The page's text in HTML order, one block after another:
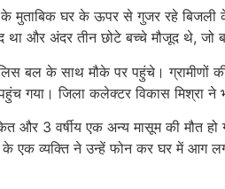
के मुताबिक घर के ऊपर से गुजर रहे
और अंदर तीन छोटे बच्चे मौजूद थे, जो
पुलिस बल के साथ मौके पर पहुंचे।
गया। जिला कलेक्टर विकास मिश्रा ने
और 3 वर्षीय एक अन्य मासूम की मौत
के एक व्यक्ति ने उन्हें फोन कर घर में